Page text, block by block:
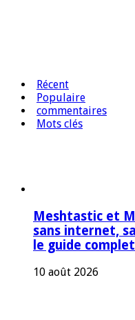
Récent
Populaire
commentaires
Mots clés
Meshtastic et
sans internet,
le guide
10 août 2026